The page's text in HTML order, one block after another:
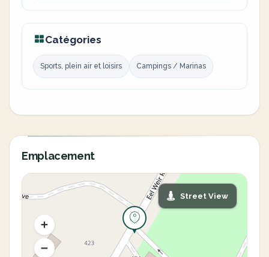
Catégories
Sports, plein air et loisirs Campings / Marinas
Emplacement
Street View